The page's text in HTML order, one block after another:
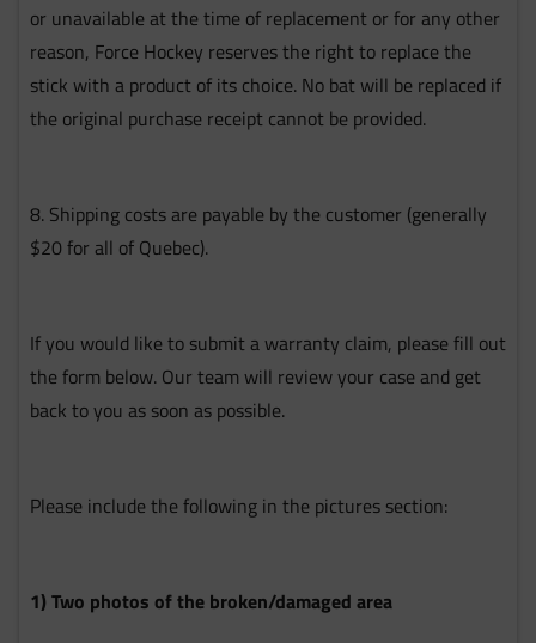
or unavailable at the time of replacement or for any other
reason, Force Hockey reserves the right to replace the
stick with a product of its choice. No bat will be replaced if
the original purchase receipt cannot be provided.
8. Shipping costs are payable by the customer (generally
$20 for all of Quebec).
If you would like to submit a warranty claim, please fill out
the form below. Our team will review your case and get
back to you as soon as possible.
Please include the following in the pictures section:
1) Two photos of the broken/damaged area